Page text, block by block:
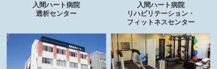
入間ハート病院
透析センター
入間ハート病院
リハビリテーション・
フィットネスセンター